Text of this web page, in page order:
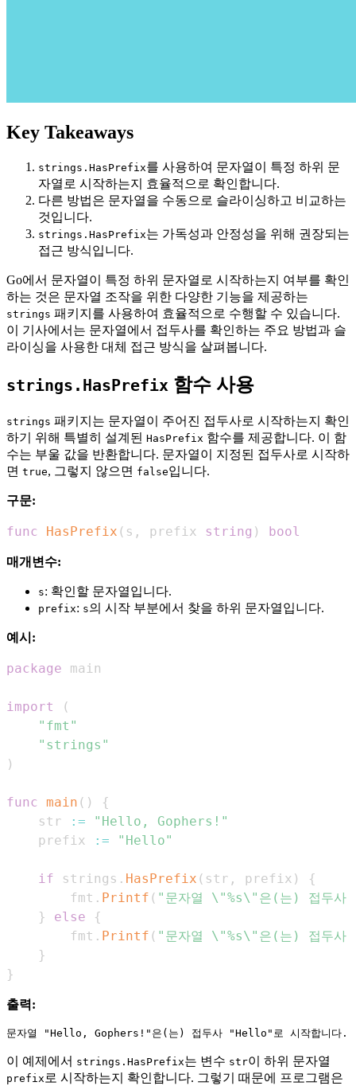
Key Takeaways
strings.HasPrefix를 사용하여 문자열이 특정 하위 문
자열로 시작하는지 효율적으로 확인합니다.
다른 방법은 문자열을 수동으로 슬라이싱하고 비교하는
것입니다.
strings.HasPrefix는 가독성과 안정성을 위해 권장되는
접근 방식입니다.
Go에서 문자열이 특정 하위 문자열로 시작하는지 여부를 확인
하는 것은 문자열 조작을 위한 다양한 기능을 제공하는
strings 패키지를 사용하여 효율적으로 수행할 수 있습니다.
이 기사에서는 문자열에서 접두사를 확인하는 주요 방법과 슬
라이싱을 사용한 대체 접근 방식을 살펴봅니다.
strings.HasPrefix 함수 사용
strings 패키지는 문자열이 주어진 접두사로 시작하는지 확인
하기 위해 특별히 설계된 HasPrefix 함수를 제공합니다. 이 함
수는 부울 값을 반환합니다. 문자열이 지정된 접두사로 시작하
면 true, 그렇지 않으면 false입니다.
구문:
func HasPrefix ( s , prefix string ) bool
매개변수:
s: 확인할 문자열입니다.
prefix: s의 시작 부분에서 찾을 하위 문자열입니다.
예시:
package
import
(
"fmt"
"strings"
)
func main ( )
{
    str
:=
"Hello, Gophers!"
    prefix
:= "Hello"
if strings . HasPrefix ( str , prefix )
{
        fmt
. Printf ( "문자열 \"%s\"은(는) 접두
}
else
{
        fmt
. Printf ( "문자열 \"%s\"은(는) 접두사
}
}
출력:
이 예제에서 strings.HasPrefix는 변수 str이 하위 문자열
prefix 로 시작하는지 확인합니다. 그렇기 때문에 프로그램은